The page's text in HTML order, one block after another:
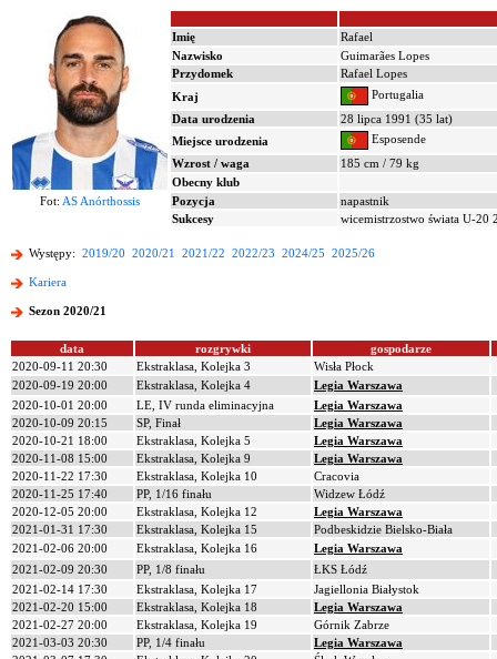
Imię
Rafael
Nazwisko
Guimarães Lopes
Przydomek
Rafael Lopes
Kraj
Portugalia
Data urodzenia
28 lipca 1991 (35 lat)
Miejsce urodzenia
Esposende
Wzrost / waga
185 cm / 79 kg
Obecny klub
Fot: AS Anórthossis Pozycja
napastnik
Sukcesy
wicemistrzostwo świata U-20
Występy: 2019/20 2020/21 2021/22 2022/23 2024/25 2025/26
Kariera
Sezon 2020/21
data rozgrywki
gospodarze
2020-09-11 20:30
Ekstraklasa, Kolejka 3
Wisła Płock
2020-09-19 20:00
Ekstraklasa, Kolejka 4
Legia Warszawa
2020-10-01 20:00
LE, IV runda eliminacyjna
Legia Warszawa
2020-10-09 20:15
SP, Finał
Legia Warszawa
2020-10-21 18:00
Ekstraklasa, Kolejka 5
Legia Warszawa
2020-11-08 15:00
Ekstraklasa, Kolejka 9
Legia Warszawa
2020-11-22 17:30
Ekstraklasa, Kolejka 10
Cracovia
2020-11-25 17:40
PP, 1/16 finału
Widzew Łódź
2020-12-05 20:00
Ekstraklasa, Kolejka 12
Legia Warszawa
2021-01-31 17:30
Ekstraklasa, Kolejka 15
Podbeskidzie Bielsko-Biała
2021-02-06 20:00
Ekstraklasa, Kolejka 16
Legia Warszawa
2021-02-09 20:30
PP, 1/8 finału
ŁKS Łódź
2021-02-14 17:30
Ekstraklasa, Kolejka 17
Jagiellonia Białystok
2021-02-20 15:00
Ekstraklasa, Kolejka 18
Legia Warszawa
2021-02-27 20:00
Ekstraklasa, Kolejka 19
Górnik Zabrze
2021-03-03 20:30
PP, 1/4 finału
Legia Warszawa